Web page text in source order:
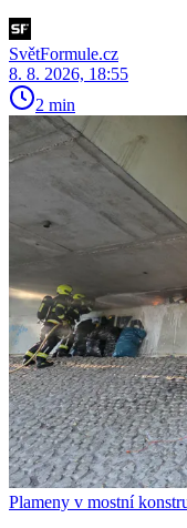
SvětFormule.cz
8. 8. 2026, 18:55
2 min
Plameny v mostní